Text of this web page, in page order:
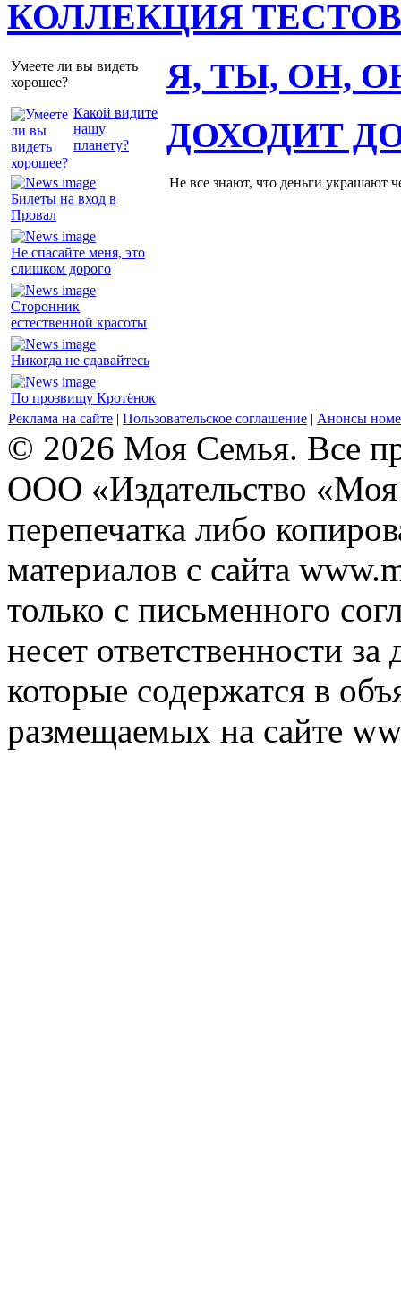
КОЛЛЕКЦИЯ ТЕСТОВ
Умеете ли вы видеть
хорошее?
Какой видите
нашу
планету?
Я, ТЫ, ОН,
Билеты на вход в
Провал
Не спасайте меня, это
слишком дорого
Сторонник
естественной красоты
Никогда не сдавайтесь
По прозвищу Кротёнок
ДОХОДИТ
Не все знают, что деньги украшают
Реклама на сайте | Пользовательское соглашение | Анонсы
© 2026 Моя Семья. Все
ООО «Издательство
перепечатка либо
материалов с сайта
только с письменного
несет ответственности
которые содержатся в
размещаемых на сайте